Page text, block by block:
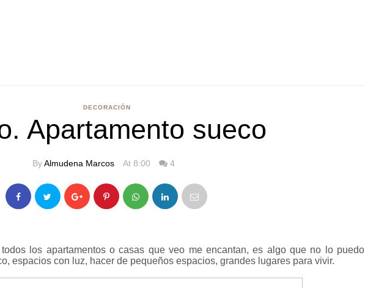
DECORACIÓN
Apartamento sueco
ByAlmudena Marcos At 8:00 4
los apartamentos o casas que veo me encantan, es algo que no lo puedo
espacios con luz, hacer de pequeños espacios, grandes lugares para vivir.